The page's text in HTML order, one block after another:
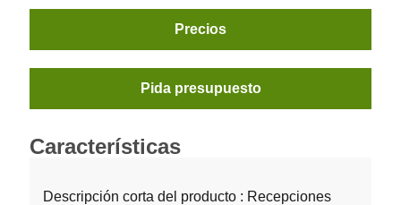
Precios
Pida presupuesto
Características
Descripción corta del producto : Recepciones